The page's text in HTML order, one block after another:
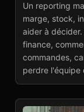
utiles
Lire
Un reporting
marge, stock,
aider à
finance,
commandes,
perdre l'équipe